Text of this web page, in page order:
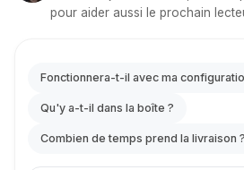
pour aider aussi le prochain
Fonctionnera-t-il avec ma
Qu'y a-t-il dans la boîte ?
Combien de temps prend la livraison ?